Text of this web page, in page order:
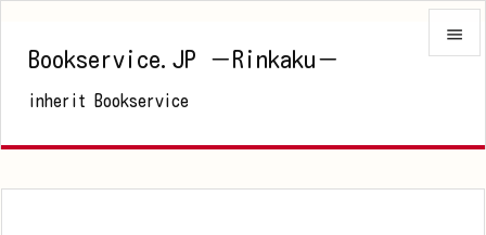
Bookservice.JP －Rinkaku－
inherit Bookservice

